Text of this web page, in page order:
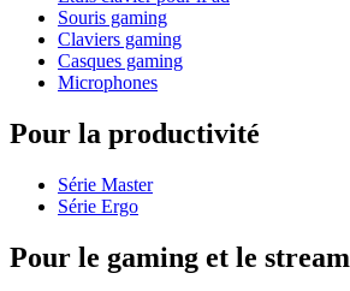
Souris gaming
Claviers gaming
Casques gaming
Microphones
Pour la productivité
Série Master
Série Ergo
Pour le gaming et le